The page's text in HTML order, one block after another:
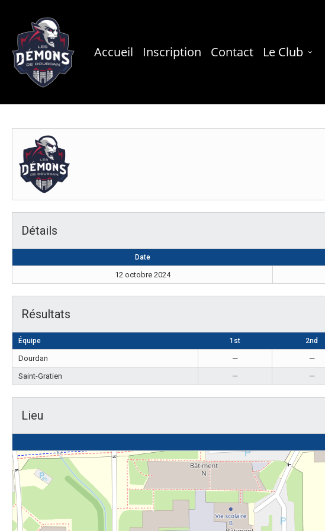
main
content
Accueil Inscription Contact Le Club
Détails
Date
12 octobre 2024
Résultats
Équipe 1st 2nd
Dourdan — —
Saint-Gratien
— —
Lieu